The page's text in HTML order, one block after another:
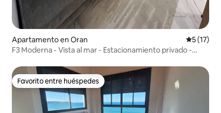
Apartamento en Oran
5 (17)
F3 Moderna - Vista al mar - Estacionamiento privado -
Favorito entre huéspedes
Favorito entre huéspedes